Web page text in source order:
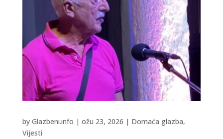
by Glazbeni.info | ožu 23, 2026 | Domaća glazba,
Vijesti